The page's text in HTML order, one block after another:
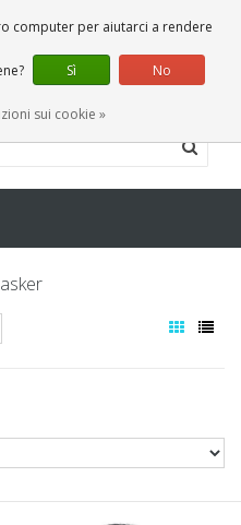
0 Articoli
computer per aiutarci a rendere
Sì No
sui cookie »